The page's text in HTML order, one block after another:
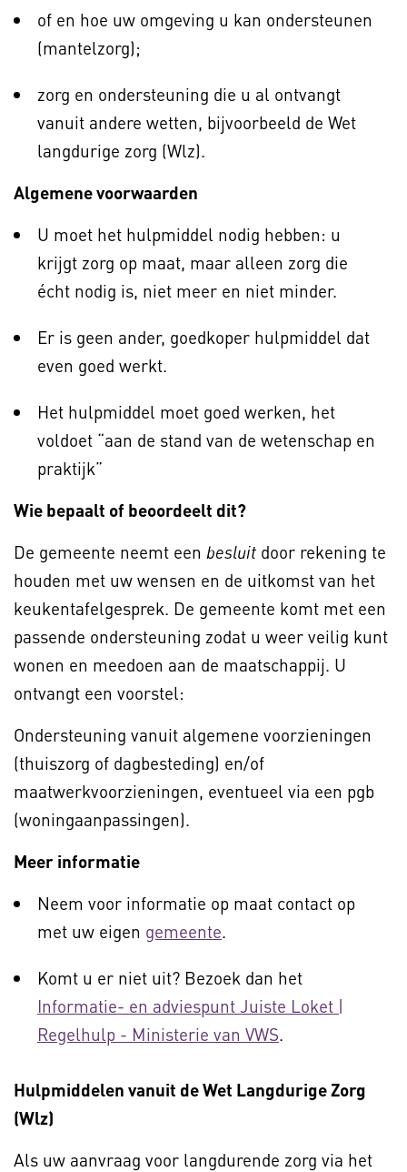
of en hoe uw omgeving u kan ondersteunen
(mantelzorg);
zorg en ondersteuning die u al ontvangt
vanuit andere wetten, bijvoorbeeld de Wet
langdurige zorg (Wlz).
Algemene voorwaarden
U moet het hulpmiddel nodig hebben: u
krijgt zorg op maat, maar alleen zorg die
écht nodig is, niet meer en niet minder.
Er is geen ander, goedkoper hulpmiddel dat
even goed werkt.
Het hulpmiddel moet goed werken, het
voldoet “aan de stand van de wetenschap en
praktijk”
Wie bepaalt of beoordeelt dit?
De gemeente neemt een besluit door rekening te
houden met uw wensen en de uitkomst van het
keukentafelgesprek. De gemeente komt met een
passende ondersteuning zodat u weer veilig kunt
wonen en meedoen aan de maatschappij. U
ontvangt een voorstel:
Ondersteuning vanuit algemene voorzieningen
(thuiszorg of dagbesteding) en/of
maatwerkvoorzieningen, eventueel via een pgb
(woningaanpassingen).
Meer informatie
Neem voor informatie op maat contact op
met uw eigen gemeente.
Komt u er niet uit? Bezoek dan het
Informatie- en adviespunt Juiste Loket |
Regelhulp - Ministerie van VWS.
Hulpmiddelen vanuit de Wet Langdurige Zorg
(Wlz)
Als uw aanvraag voor langdurende zorg via het